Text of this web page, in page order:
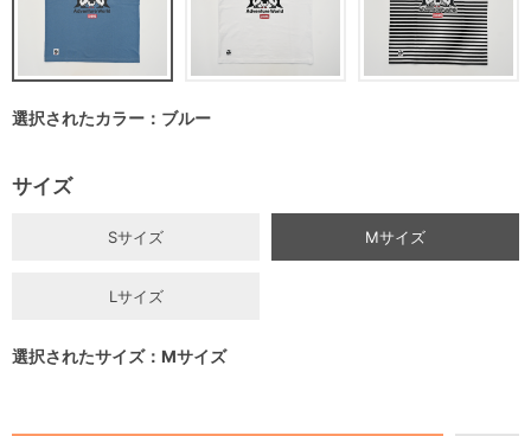
選択されたカラー：ブルー
サイズ
Sサイズ Mサイズ
Lサイズ
選択されたサイズ：Mサイズ